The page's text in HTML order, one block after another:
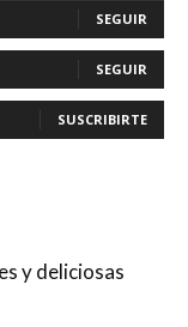
SEGUIR
SEGUIR
SUSCRIBIRTE
y deliciosas